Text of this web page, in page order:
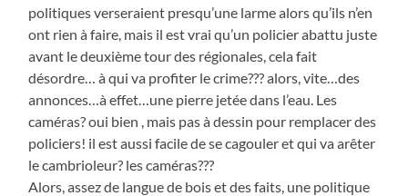
politiques verseraient presqu’une larme alors qu’ils n’en
ont rien à faire, mais il est vrai qu’un policier abattu juste
avant le deuxième tour des régionales, cela fait
désordre… à qui va profiter le crime??? alors, vite…des
annonces…à effet…une pierre jetée dans l’eau. Les
caméras? oui bien , mais pas à dessin pour remplacer des
policiers! il est aussi facile de se cagouler et qui va arêter
le cambrioleur? les caméras???
Alors, assez de langue de bois et des faits, une politique